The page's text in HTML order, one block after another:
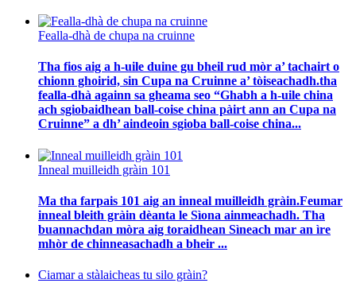
Fealla-dhà de chupa na cruinne
Tha fios aig a h-uile duine gu bheil rud mòr a’ tachairt o
chionn ghoirid, sin Cupa na Cruinne a’ tòiseachadh.tha
fealla-dhà againn sa gheama seo “Ghabh a h-uile china
ach sgiobaidhean ball-coise china pàirt ann an Cupa na
Cruinne” a dh’ aindeoin sgioba ball-coise china...
Inneal muilleidh gràin 101
Ma tha farpais 101 aig an inneal muilleidh gràin.Feumar
inneal bleith gràin dèanta le Sìona ainmeachadh. Tha
buannachdan mòra aig toraidhean Sìneach mar an ìre
mhòr de chinneasachadh a bheir ...
Ciamar a stàlaicheas tu silo gràin?